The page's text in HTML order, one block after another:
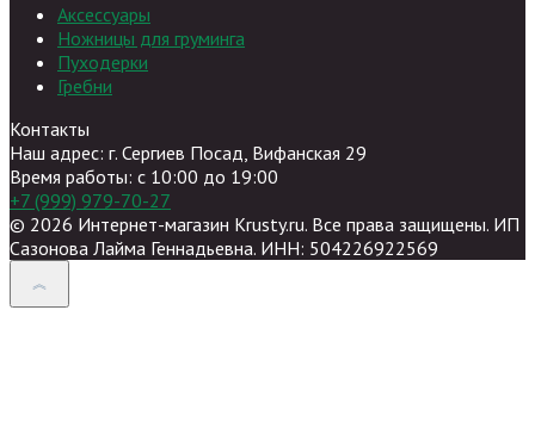
Аксессуары
Ножницы для груминга
Пуходерки
Гребни
Контакты
Наш адрес: г. Сергиев Посад, Вифанская 29
Время работы: c 10:00 до 19:00
+7 (999) 979-70-27
© 2026 Интернет-магазин Krusty.ru. Все права защищены. ИП
Сазонова Лайма Геннадьевна. ИНН: 504226922569